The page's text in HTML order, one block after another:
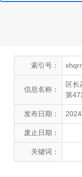
索引号：
信息名称：
区长
第47
发布日期：
废止日期：
关键词：